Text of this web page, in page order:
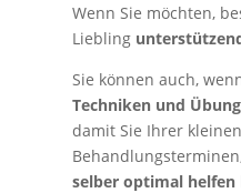
Wenn Sie möchten,
Liebling
Sie können auch,
Techniken und
damit Sie Ihrer
selber optimal helfen